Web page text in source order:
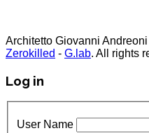
Architetto Giovanni
Zerokilled - G.lab. All rights
Log in
User Name